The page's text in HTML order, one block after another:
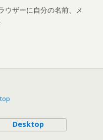
ウザーに自分の名前、メ
Desktop